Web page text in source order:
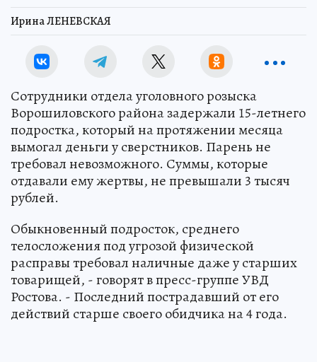
Ирина ЛЕНЕВСКАЯ
Сотрудники отдела уголовного розыска
Ворошиловского района задержали 15-летнего
подростка, который на протяжении месяца
вымогал деньги у сверстников. Парень не
требовал невозможного. Суммы, которые
отдавали ему жертвы, не превышали 3 тысяч
рублей.
Обыкновенный подросток, среднего
телосложения под угрозой физической
расправы требовал наличные даже у старших
товарищей, - говорят в пресс-группе УВД
Ростова. - Последний пострадавший от его
действий старше своего обидчика на 4 года.